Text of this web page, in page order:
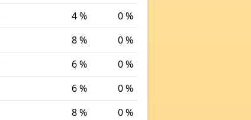
4 %
0 %
8 %
0 %
6 %
0 %
6 %
0 %
8 %
0 %